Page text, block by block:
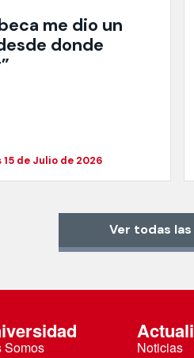
me dio un
donde
de Julio de 2026
Ver todas
Somos
Noticias